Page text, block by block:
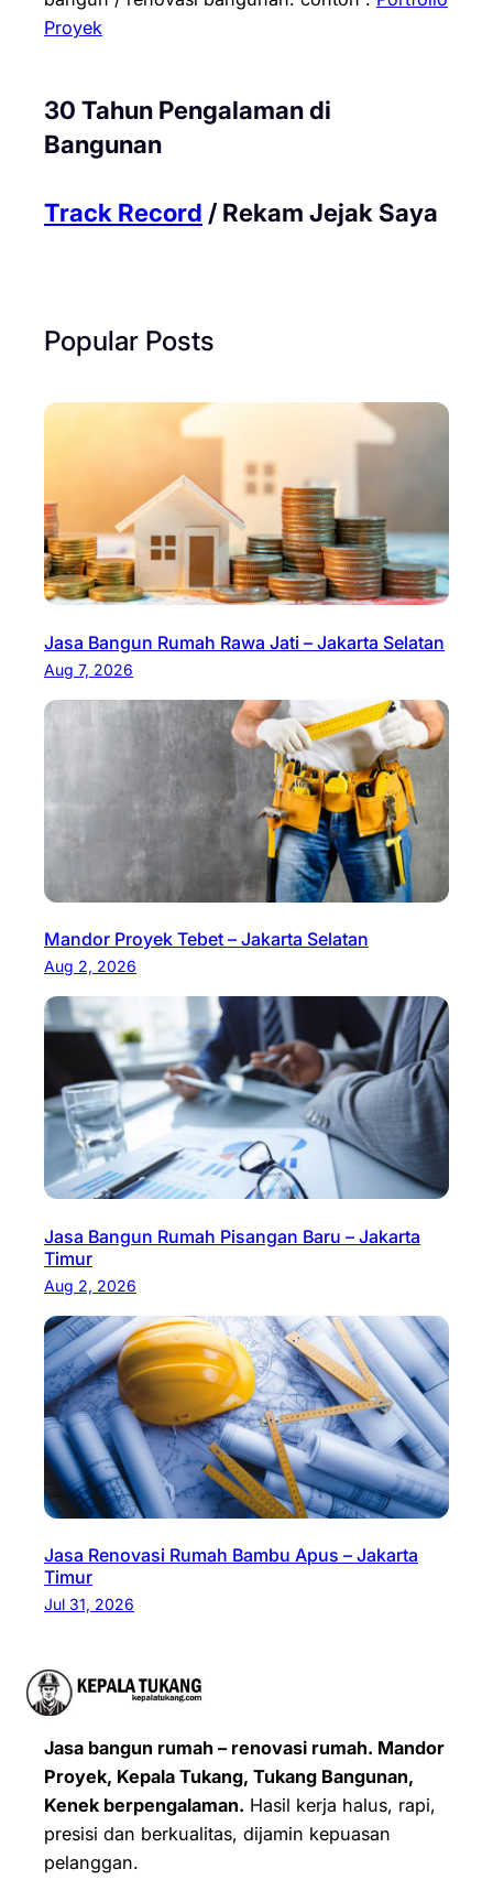
Proyek
30 Tahun Pengalaman di
Bangunan
Track Record / Rekam Jejak Saya
Popular Posts
Jasa Bangun Rumah Rawa Jati – Jakarta Selatan
Aug 7, 2026
Mandor Proyek Tebet – Jakarta Selatan
Aug 2, 2026
Jasa Bangun Rumah Pisangan Baru – Jakarta
Timur
Aug 2, 2026
Jasa Renovasi Rumah Bambu Apus – Jakarta
Timur
Jul 31, 2026
Jasa bangun rumah – renovasi rumah. Mandor
Proyek, Kepala Tukang, Tukang Bangunan,
Kenek berpengalaman. Hasil kerja halus, rapi,
presisi dan berkualitas, dijamin kepuasan
pelanggan.